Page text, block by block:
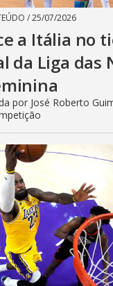
/25/07/2026
a Itália no
da Liga das
por José Roberto